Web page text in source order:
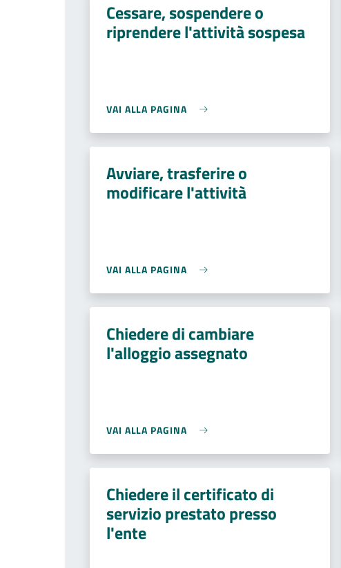
Cessare, sospendere o
riprendere l'attività sospesa
VAI ALLA PAGINA
Avviare, trasferire o
modificare l'attività
VAI ALLA PAGINA
Chiedere di cambiare
l'alloggio assegnato
VAI ALLA PAGINA
Chiedere il certificato di
servizio prestato presso
l'ente